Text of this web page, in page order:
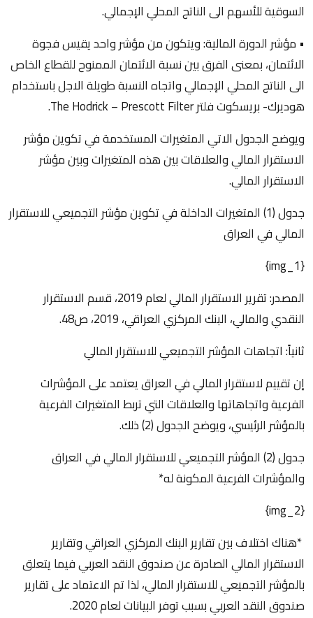
السوقية للأسهم الى الناتج المحلي الإجمالي.
• مؤشر الدورة المالية: ويتكون من مؤشر واحد يقيس فجوة
الائتمان، بمعنى الفرق بين نسبة الائتمان الممنوح للقطاع الخاص
الى الناتج المحلي الإجمالي واتجاه النسبة طويلة الاجل باستخدام
هوديرك- بريسكوت فلتر The Hodrick – Prescott Filter.
ويوضح الجدول الاتي المتغيرات المستخدمة في تكوين مؤشر
الاستقرار المالي والعلاقات بين هذه المتغيرات وبين مؤشر
الاستقرار المالي.
جدول (1) المتغيرات الداخلة في تكوين مؤشر التجميعي للاستقرار
المالي في العراق
{img_1}
المصدر: تقرير الاستقرار المالي لعام 2019، قسم الاستقرار
النقدي والمالي، البنك المركزي العراقي، 2019، ص48.
ثانياً: اتجاهات المؤشر التجميعي للاستقرار المالي
إن تقييم لاستقرار المالي في العراق يعتمد على المؤشرات
الفرعية واتجاهاتها والعلاقات التي تربط المتغيرات الفرعية
بالمؤشر الرئيسي، ويوضح الجدول (2) ذلك.
جدول (2) المؤشر التجميعي للاستقرار المالي في العراق
والمؤشرات الفرعية المكونة له*
{img_2}
*هناك اختلاف بين تقارير البنك المركزي العراقي وتقارير
الاستقرار المالي الصادرة عن صندوق النقد العربي فيما يتعلق
بالمؤشر التجميعي للاستقرار المالي، لذا تم الاعتماد على تقارير
صندوق النقد العربي بسبب توفر البيانات لعام 2020.